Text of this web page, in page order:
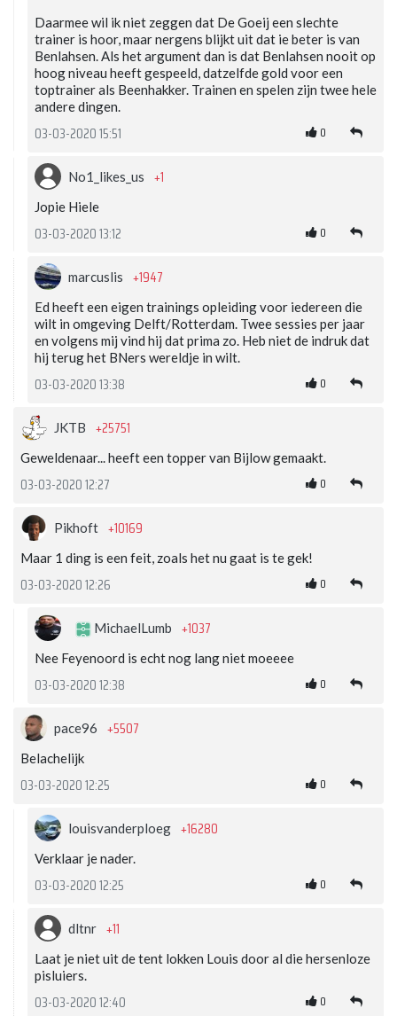
Daarmee wil ik niet zeggen dat De Goeij een slechte
trainer is hoor, maar nergens blijkt uit dat ie beter is van
Benlahsen. Als het argument dan is dat Benlahsen nooit op
hoog niveau heeft gespeeld, datzelfde gold voor een
toptrainer als Beenhakker. Trainen en spelen zijn twee hele
andere dingen.
03-03-2020 15:51 0
No1_likes_us +1
Jopie Hiele
03-03-2020 13:12 0
marcuslis +1947
Ed heeft een eigen trainings opleiding voor iedereen die
wilt in omgeving Delft/Rotterdam. Twee sessies per jaar
en volgens mij vind hij dat prima zo. Heb niet de indruk dat
hij terug het BNers wereldje in wilt.
03-03-2020 13:38 0
JKTB +25751
Geweldenaar... heeft een topper van Bijlow gemaakt.
03-03-2020 12:27 0
Pikhoft +10169
Maar 1 ding is een feit, zoals het nu gaat is te gek!
03-03-2020 12:26 0
MichaelLumb +1037
Nee Feyenoord is echt nog lang niet moeeee
03-03-2020 12:38 0
pace96 +5507
Belachelijk
03-03-2020 12:25 0
louisvanderploeg +16280
Verklaar je nader.
03-03-2020 12:25 0
dltnr +11
Laat je niet uit de tent lokken Louis door al die hersenloze
pisluiers.
03-03-2020 12:40 0